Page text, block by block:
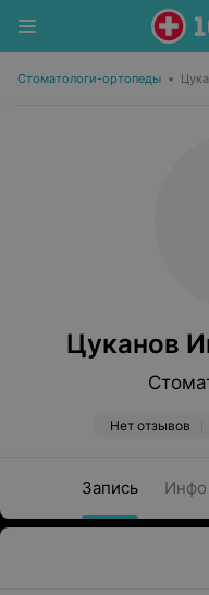
Стоматологи-ортопеды •
Цуканов
Нет отзывов
Запись Инфо